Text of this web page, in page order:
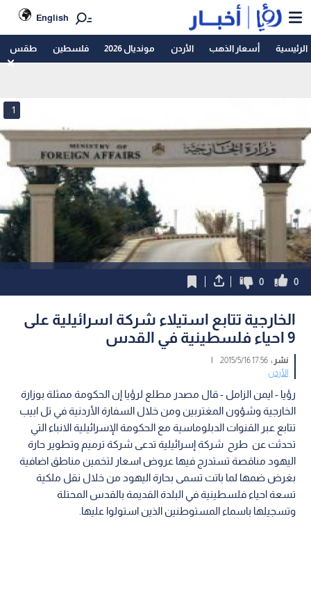
English
الرئيسية أسعار الذهب الأردن مونديال 2026 فلسطين طقس
1
0
0
الخارجية تتابع استيلاء شركة اسرائيلية على
9 احياء فلسطينية في القدس
نشر :17:56 2015/5/16
|
الأردن
رؤيا - ايمن الزامل - قال مصدر مطلع لرؤيا إن الحكومة ممثلة بوزارة
الخارجية وشؤون المغتربين ومن خلال السفارة الأردنية في تل ابيب
تتابع عبر القنوات الدبلوماسية مع الحكومة الإسرائيلية الانباء التي
تحدثت عن طرح شركة إسرائيلية تدعى شركة ترميم وتطوير حارة
اليهود مناقصة تستدرج فيها عروض اسعار لتخمين مناطق اضافية
بغرض ضمها لما باتت تسمى بحارة اليهود من خلال نقل ملكية
تسعة احياء فلسطينية في البلدة القديمة بالقدس المحتلة
وتسجيلها باسماء المستوطنين الذين استولوا عليها.